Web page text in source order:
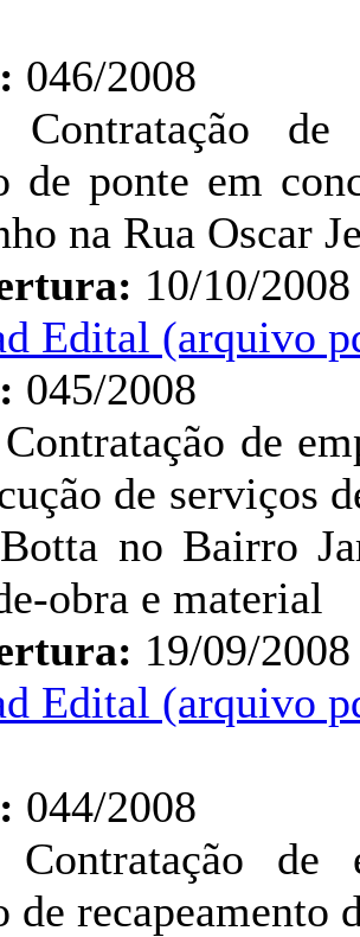
046/2008
Contratação de
de ponte em
na Rua Oscar
10/10/2008
Edital (arquivo
045/2008
Contratação de
de serviços
no Bairro
obra e material
19/09/2008
Edital (arquivo
044/2008
Contratação de
de recapeamento